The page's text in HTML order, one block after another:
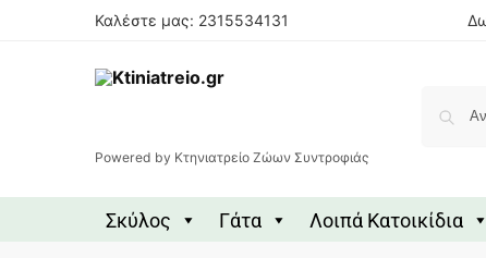
Καλέστε μας: 2315534131
Powered by Κτηνιατρείο Ζώων Συντροφιάς
Σκύλος Γάτα Λοιπά Κατοικίδια